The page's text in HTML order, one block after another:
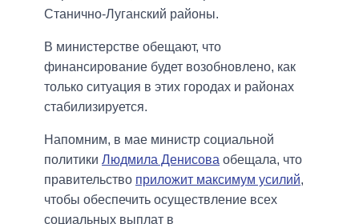
Станично-Луганский районы.
В министерстве обещают, что
финансирование будет возобновлено, как
только ситуация в этих городах и районах
стабилизируется.
Напомним, в мае министр социальной
политики Людмила Денисова обещала, что
правительство приложит максимум усилий,
чтобы обеспечить осуществление всех
социальных выплат в